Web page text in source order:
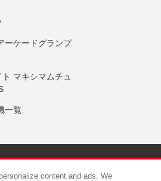
ーケードグランプ
マキシマムチュ
一覧
content and ads. We